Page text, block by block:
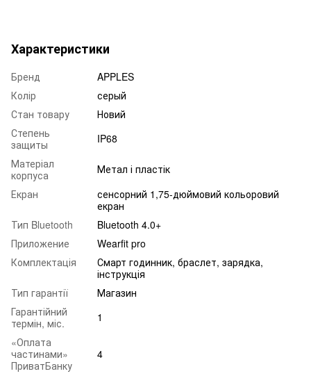
Характеристики
Бренд
APPLES
Колір
серый
Стан товару
Новий
Степень
защиты
IP68
Матеріал
корпуса
Метал і пластік
Екран
сенсорний 1,75-дюймовий кольоровий
екран
Тип Bluetooth
Bluetooth 4.0+
Приложение
Wearfit pro
Комплектація
Смарт годинник, браслет, зарядка,
інструкція
Тип гарантії
Магазин
Гарантійний
термін, міс.
1
«Оплата
частинами»
ПриватБанку
4